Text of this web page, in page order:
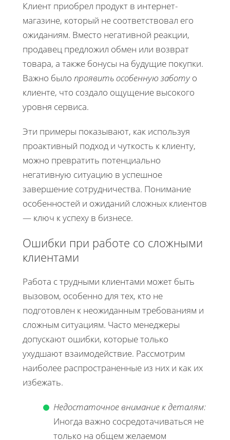
Клиент приобрел продукт в интернет-
магазине, который не соответствовал его
ожиданиям. Вместо негативной реакции,
продавец предложил обмен или возврат
товара, а также бонусы на будущие покупки.
Важно было проявить особенную заботуо
клиенте, что создало ощущение высокого
уровня сервиса.
Эти примеры показывают, как используя
проактивный подход и чуткость к клиенту,
можно превратить потенциально
негативную ситуацию в успешное
завершение сотрудничества. Понимание
особенностей и ожиданий сложных клиентов
— ключ к успеху в бизнесе.
Ошибки при работе со сложными
клиентами
Работа с трудными клиентами может быть
вызовом, особенно для тех, кто не
подготовлен к неожиданным требованиям и
сложным ситуациям. Часто менеджеры
допускают ошибки, которые только
ухудшают взаимодействие. Рассмотрим
наиболее распространенные из них и как их
избежать.
Недостаточное внимание к деталям:
Иногда важно сосредотачиваться не
только на общем желаемом